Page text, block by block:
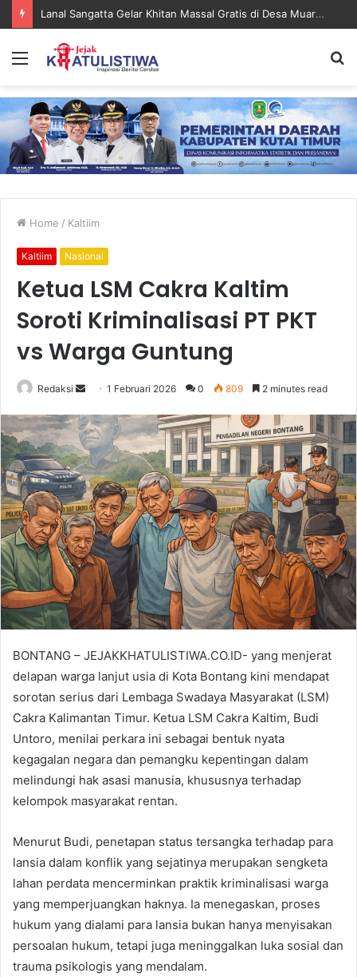
Lanal Sangatta Gelar Khitan Massal Gratis di Desa Muara Bengalon
Menu
Home / Kaltiim
Kaltiim Nasional
Ketua LSM Cakra Kaltim
Soroti Kriminalisasi PT PKT
vs Warga Guntung
Redaksi
Send
email
1 Februari 2026 0 809 2 minutes read
BONTANG – JEJAKKHATULISTIWA.CO.ID- yang menjerat
delapan warga lanjut usia di Kota Bontang kini mendapat
sorotan serius dari Lembaga Swadaya Masyarakat (LSM)
Cakra Kalimantan Timur. Ketua LSM Cakra Kaltim, Budi
Untoro, menilai perkara ini sebagai bentuk nyata
kegagalan negara dan pemangku kepentingan dalam
melindungi hak asasi manusia, khususnya terhadap
kelompok masyarakat rentan.
Menurut Budi, penetapan status tersangka terhadap para
lansia dalam konflik yang sejatinya merupakan sengketa
lahan perdata mencerminkan praktik kriminalisasi warga
yang memperjuangkan haknya. Ia menegaskan, proses
hukum yang dialami para lansia bukan hanya menyisakan
persoalan hukum, tetapi juga meninggalkan luka sosial dan
trauma psikologis yang mendalam.